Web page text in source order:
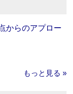
からのアプロー
もっと見る »